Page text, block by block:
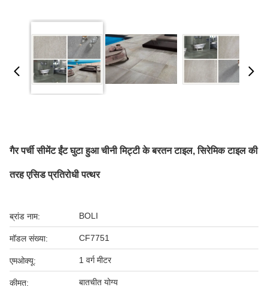
गैर पर्ची सीमेंट ईंट घुटा हुआ चीनी मिट्टी के बरतन टाइल, सिरेमिक टाइल की
तरह एसिड प्रतिरोधी पत्थर
ब्रांड नाम: BOLI
मॉडल संख्या: CF7751
एमओक्यू: 1 वर्ग मीटर
कीमत: बातचीत योग्य